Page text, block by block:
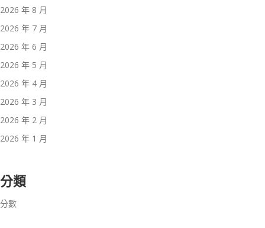
2026 年 8 月
2026 年 7 月
2026 年 6 月
2026 年 5 月
2026 年 4 月
2026 年 3 月
2026 年 2 月
2026 年 1 月
分類
分數